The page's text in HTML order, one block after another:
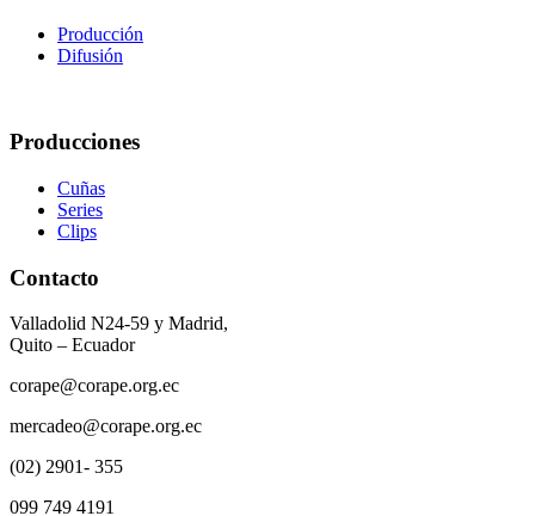
Producción
Difusión
Producciones
Cuñas
Series
Clips
Contacto
Valladolid N24-59 y Madrid,
Quito – Ecuador
corape@corape.org.ec
mercadeo@corape.org.ec
(02) 2901- 355
099 749 4191